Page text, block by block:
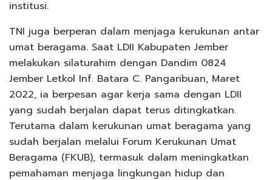
institusi.
TNI juga berperan dalam menjaga kerukunan antar
umat beragama. Saat LDII Kabupaten Jember
melakukan silaturahim dengan Dandim 0824
Jember Letkol Inf. Batara C. Pangaribuan, Maret
2022, ia berpesan agar kerja sama dengan LDII
yang sudah berjalan dapat terus ditingkatkan.
Terutama dalam kerukunan umat beragama yang
sudah berjalan melalui Forum Kerukunan Umat
Beragama (FKUB), termasuk dalam meningkatkan
pemahaman menjaga lingkungan hidup dan